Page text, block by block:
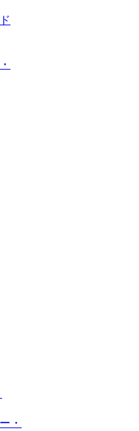
・